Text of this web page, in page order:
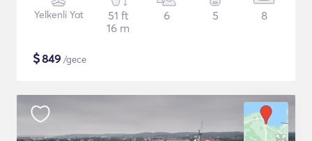
Yelkenli Yat
51 ft
16 m
6 5 8
$849 /gece